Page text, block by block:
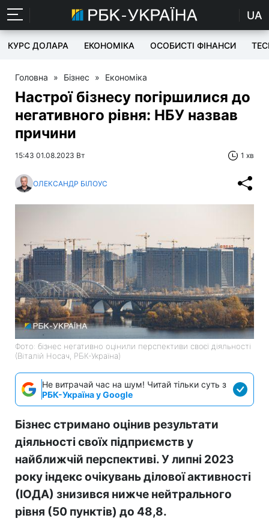
UA
КУРС ДОЛАРА ЕКОНОМІКА ОСОБИСТІ ФІНАНСИ
Головна » Бізнес » Економіка
Настрої бізнесу погіршилися до
негативного рівня: НБУ назвав
причини
15:43 01.08.2023 Вт 1 хв
ОЛЕКСАНДР БІЛОУС
Фото: бізнес негативно оцінили перспективи своєї діяльності
(Віталій Носач, РБК-Україна)
Не витрачай час на шум! Читай тільки суть з
РБК-Україна у Google
Бізнес стримано оцінив результати
діяльності своїх підприємств у
найближчій перспективі. У липні 2023
року індекс очікувань ділової активності
(ІОДА) знизився нижче нейтрального
рівня (50 пунктів) до 48,8.